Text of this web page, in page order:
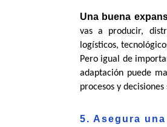
Una buena
vas a producir,
logísticos,
Pero igual de
adaptación puede
procesos y
5. Asegura